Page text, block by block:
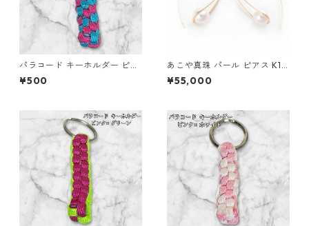
パラコード キーホルダー ピン
ク ブルー 編み込み s38 アウト
ドア
¥500
あこや真珠 パール ピアス K10
イエローゴールド ジプシー フ
ック ピアス 7mm 7ミリ珠 ア
¥55,000